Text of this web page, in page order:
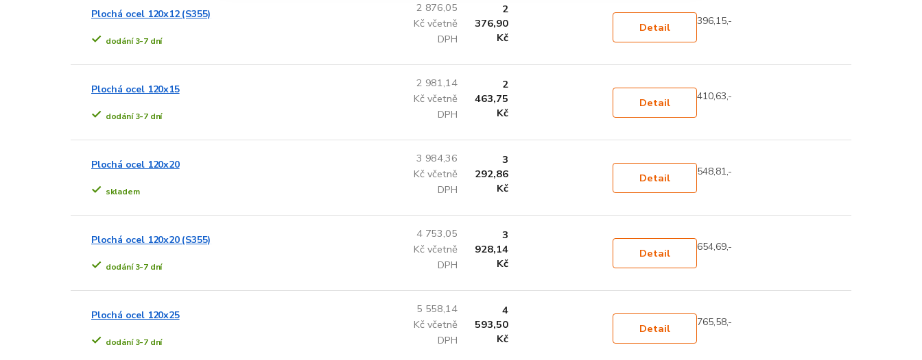
Plochá ocel 120x12 (S355)
dodání 3-7 dní
2 876,05
Kč včetně
DPH
2
376,90
Kč
Detail 396,15,-
Plochá ocel 120x15
dodání 3-7 dní
2 981,14
Kč včetně
DPH
2
463,75
Kč
Detail 410,63,-
Plochá ocel 120x20
skladem
3 984,36
Kč včetně
DPH
3
292,86
Kč
Detail 548,81,-
Plochá ocel 120x20 (S355)
dodání 3-7 dní
4 753,05
Kč včetně
DPH
3
928,14
Kč
Detail 654,69,-
Plochá ocel 120x25
dodání 3-7 dní
5 558,14
Kč včetně
DPH
4
593,50
Kč
Detail 765,58,-